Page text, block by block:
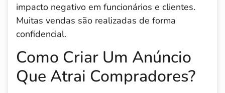
impacto negativo em funcionários e clientes.
Muitas vendas são realizadas de forma
confidencial.
Como Criar Um Anúncio
Que Atrai Compradores?